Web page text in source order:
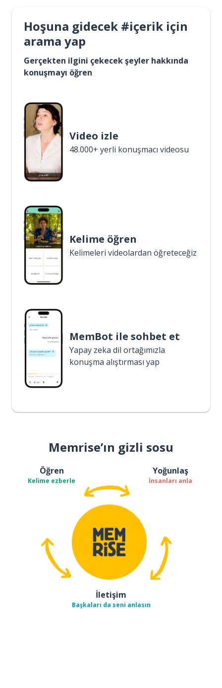
Hoşuna gidecek #içerik için
arama yap
Gerçekten ilgini çekecek şeyler hakkında
konuşmayı öğren
Video izle
48.000+ yerli konuşmacı videosu
Kelime öğren
Kelimeleri videolardan öğreteceğiz
MemBot ile sohbet et
Yapay zeka dil ortağımızla
konuşma alıştırması yap
Memrise’ın gizli sosu
Öğren
Kelime ezberle
Yoğunlaş
İnsanları anla
İletişim
Başkaları da seni anlasın